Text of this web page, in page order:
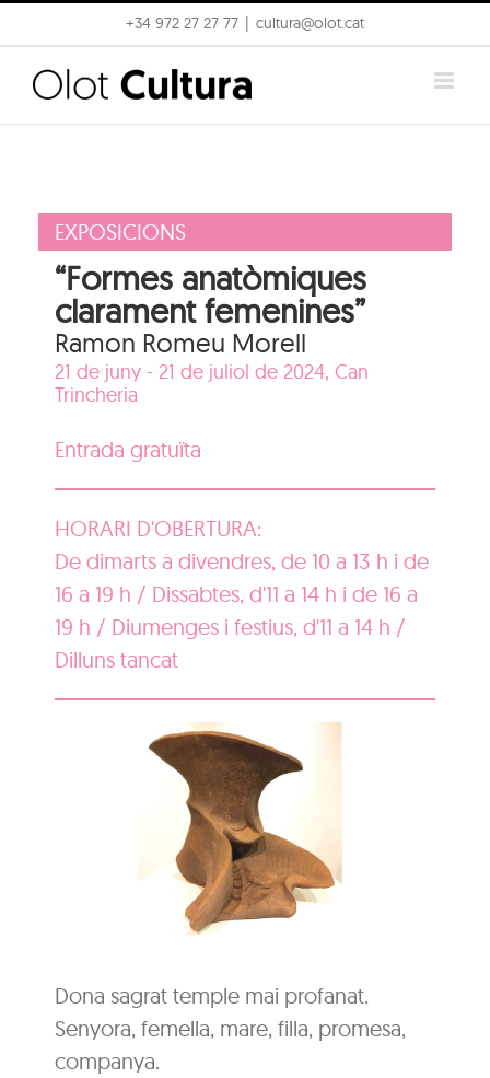
to
content
+34 972 27 27 77 cultura@olot.cat
EXPOSICIONS
“Formes anatòmiques
clarament femenines”
Ramon Romeu Morell
21 de juny - 21 de juliol de 2024, Can
Trincheria
Entrada gratuïta
HORARI D'OBERTURA:
De dimarts a divendres, de 10 a 13 h i de
16 a 19 h / Dissabtes, d'11 a 14 h i de 16 a
19 h / Diumenges i festius, d'11 a 14 h /
Dilluns tancat
Dona sagrat temple mai profanat.
Senyora, femella, mare, filla, promesa,
companya.